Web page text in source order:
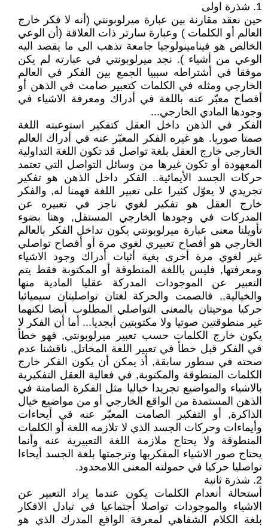
1. شذرة اولى
حين نعقد مقارنة بين عبارة ميرلوبونتي (أنه لا فكر خارج
العالم أو الكلمات ) وعبارة سارتر ذات العلاقة (أن الوعي
الخالص هو فينامينولوجيا جامعة تذهب الى ما يقصد اليه
الوعي من أشياء ). نجد ميرلوبونتي في عبارته لم يكن
موفقا في أشتراطه سببيا الجمع بين الفكر في العالم
الخارجي ومثله في الكلمات كتعبير صامت في الذهن أو
أفصاح معبّر عنه باللغة في أدراك ومعرفة الاشياء في
وجودها المادي الخارجي...
الفكر في الذهن داخل العقل كتفكير استوعبته اللغة
صمتا صوريا. هو غيره الفكر المعبّر عنه في أدراك العالم
الخارجي خارج العقل بلغة تواصل قد تكون اللغة التداولية
المعهودة أو تكون غيرها من وسائل التواصل التي تعتمد
حركات الجسد الأيمائية.. الفكر داخل الذهن هو تفكير
تجريدي لا يعوّل كثيرا على تعبير اللغة فهمنا له, والفكر
خارج العقل هو تفكير لغوي ناجز في تعبيره عن
المدركات في وجودها الخارجي المستقل, وهنا بضوء
تأويلنا معنى عبارة ميرلوبونتي يكون تداخل الفكر بالعالم
الخارجي هو أفصاح تعبيري لغوي مرة أو أفصاح تواصلي
غير لغوي مرة أخرى بغية أثبات أدراك وجود الاشياء
ومعرفتها, فليس باللغة المنطوقة أو المكتوبة فقط يتم
التعبير عن الموجودات المدركة عقليا المادية منها
والخيالية,, فالصمت والحركة لغتان تواصليتان سيميائيا
حركيا موحيتان بالمعنى التواصلي المطلوب أيضا لكنهما
غير منطوقتين صوتيا ولا مكتوبتين أبجديا... أما أن الفكر لا
يكون خارج الكلمات حسب تعبير ميرلوبونتي, فهو خطأ
في الفكر قبل خطأ في تعبير اللغة المخاتل, ناقشنا عدم
صحته في سطور سابقة, أذ يمكن أن يكون الفكر خارج
الكلمات المنطوقة والمكتوبة, في فعالية العقل التفكيرية
بالاشياء والمواضيع تجريدا خياليا مثل الفكرة الصامتة في
الذهن المستمدة من الواقع الخارجي أو من مواضيع خيال
الذاكرة, أو التفكير الصامت المعبّر عنه في أيحاءات
وأيماءات وحركات الجسد الذي لا تلازمه اللغة أو الكلمات
المنطوقة ولا يحتاج ملازمة اللغة التعبيرية عنه وأنما
يحتاج صور الاشياء المفكربها وترجمتها بلغة الجسد أيحاءا
تواصليا حركيا في حمولته المعنى اللامحدود.
2. شذرة ثانية
أستحالة أنعدام الكلمات يكون عندما يراد التعبير عن
الاشياء والموجودات تواصلا أجتماعيا في تبادل الافكار
بلغة الكلام الشفاهي لمعرفة الواقع المدرك الذي هو